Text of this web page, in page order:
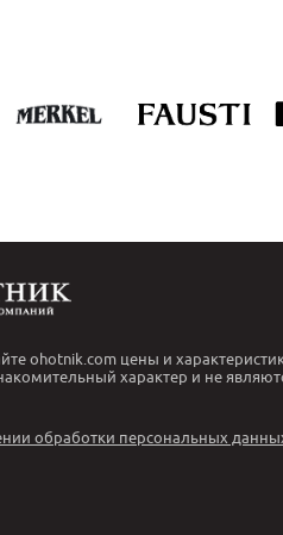
ohotnik.com цены и
характер и не
обработки персональных